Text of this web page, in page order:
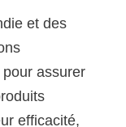
et des
assurer
efficacité,